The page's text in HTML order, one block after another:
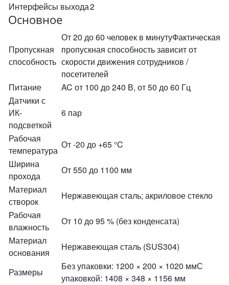
Интерфейсы выхода2
Основное
Пропускная
способность
От 20 до 60 человек в минутуФактическая
пропускная способность зависит от
скорости движения сотрудников /
посетителей
Питание
AC от 100 до 240 В, от 50 до 60 Гц
Датчики с
ИК-
подсветкой
6 пар
Рабочая
температура
От -20 до +65 °C
Ширина
прохода
От 550 до 1100 мм
Материал
створок
Нержавеющая сталь; акриловое стекло
Рабочая
влажность
От 10 до 95 % (без конденсата)
Материал
основания
Нержавеющая сталь (SUS304)
Размеры
Без упаковки: 1200 × 200 × 1020 ммС
упаковкой: 1408 × 348 × 1156 мм